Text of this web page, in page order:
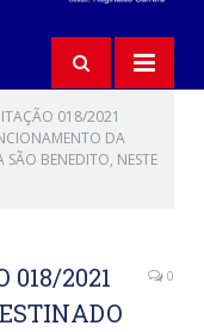
018/2021
DA
SÃO BENEDITO, NESTE
018/2021
0